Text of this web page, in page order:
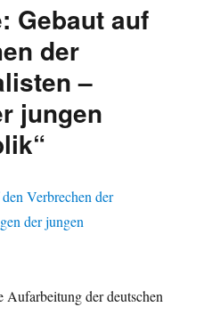
Gebaut auf
der
–
jungen
der deutschen